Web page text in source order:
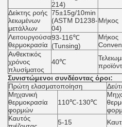
214)
Δείκτης ροής
λειωμένων
μετάλλων
75±15g/10min
(ASTM D1238-
04)
Μήκος
Λειτουργούσα
θερμοκρασία
93-116℃
(Tunsing)
Μήκος
Ανθεκτικός
χρόνος
πλυσίματος
40℃
Συνιστώμενοι συνδέοντας όροι:
Πρώτη ελασματοποίηση
Μηχανική
θερμοκρασία
φορμών
110℃-130℃
Καυτός
5-15